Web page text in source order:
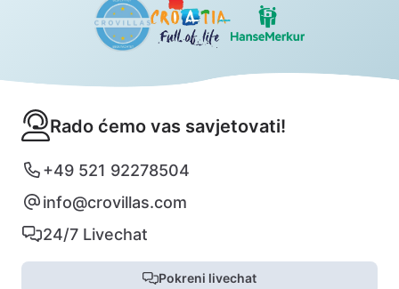
Rado ćemo vas savjetovati!
+49 521 92278504
info@crovillas.com
24/7 Livechat
Pokreni livechat